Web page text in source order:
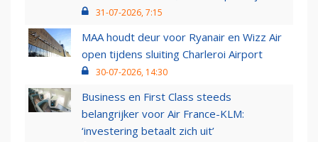
31-07-2026, 7:15
MAA houdt deur voor Ryanair en Wizz Air
open tijdens sluiting Charleroi Airport
30-07-2026, 14:30
Business en First Class steeds
belangrijker voor Air France-KLM:
‘investering betaalt zich uit’